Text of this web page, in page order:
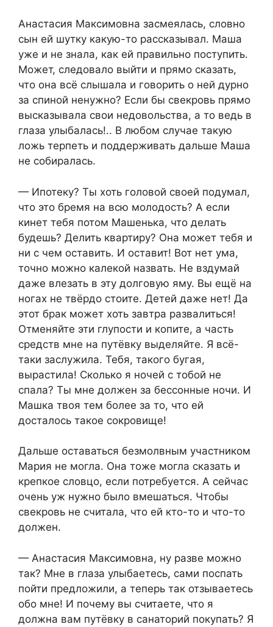
Анастасия Максимовна засмеялась, словно
сын ей шутку какую-то рассказывал. Маша
уже и не знала, как ей правильно поступить.
Может, следовало выйти и прямо сказать,
что она всё слышала и говорить о ней дурно
за спиной ненужно? Если бы свекровь прямо
высказывала свои недовольства, а то ведь в
глаза улыбалась!.. В любом случае такую
ложь терпеть и поддерживать дальше Маша
не собиралась.
— Ипотеку? Ты хоть головой своей подумал,
что это бремя на всю молодость? А если
кинет тебя потом Машенька, что делать
будешь? Делить квартиру? Она может тебя и
ни с чем оставить. И оставит! Вот нет ума,
точно можно кaлeкoй назвать. Не вздумай
даже влезать в эту долговую яму. Вы ещё на
ногах не твёрдо стоите. Детей даже нет! Да
этот брак может хоть завтра развалиться!
Отменяйте эти глупости и копите, а часть
средств мне на путёвку выделяйте. Я всё-
таки заслужила. Тебя, такого бугая,
вырастила! Сколько я ночей с тобой не
спала? Ты мне должен за бессонные ночи. И
Машка твоя тем более за то, что ей
досталось такое сокровище!
Дальше оставаться безмолвным участником
Мария не могла. Она тоже могла сказать и
крепкое словцо, если потребуется. А сейчас
очень уж нужно было вмешаться. Чтобы
свекровь не считала, что ей кто-то и что-то
должен.
— Анастасия Максимовна, ну разве можно
так? Мне в глаза улыбаетесь, сами поспать
пойти предложили, а теперь так отзываетесь
обо мне! И почему вы считаете, что я
должна вам путёвку в санаторий покупать? Я